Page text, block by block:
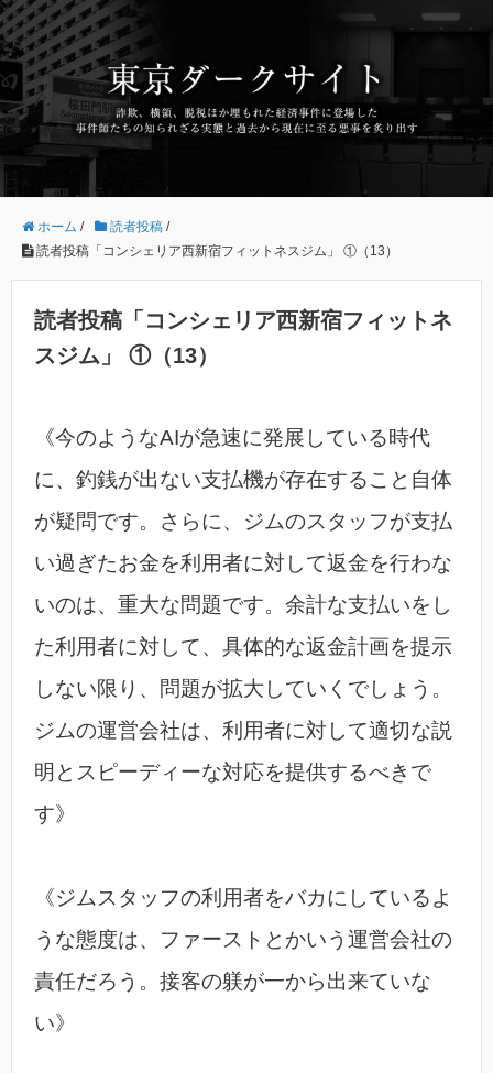
ホーム / 読者投稿 /
読者投稿「コンシェリア西新宿フィットネスジム」 ①（13）
読者投稿「コンシェリア西新宿フィットネ
スジム」 ①（13）
《今のようなAIが急速に発展している時代
に、釣銭が出ない支払機が存在すること自体
が疑問です。さらに、ジムのスタッフが支払
い過ぎたお金を利用者に対して返金を行わな
いのは、重大な問題です。余計な支払いをし
た利用者に対して、具体的な返金計画を提示
しない限り、問題が拡大していくでしょう。
ジムの運営会社は、利用者に対して適切な説
明とスピーディーな対応を提供するべきで
す》
《ジムスタッフの利用者をバカにしているよ
うな態度は、ファーストとかいう運営会社の
責任だろう。接客の躾が一から出来ていな
い》